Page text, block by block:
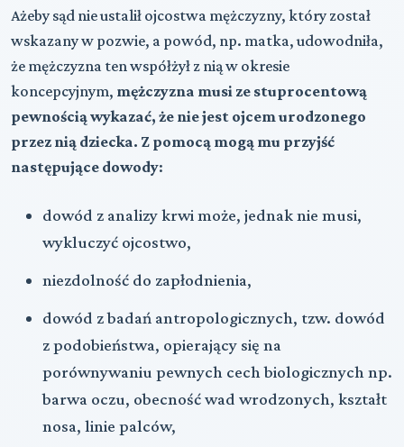
Ażeby sąd nie ustalił ojcostwa mężczyzny, który został
wskazany w pozwie, a powód, np. matka, udowodniła,
że mężczyzna ten współżył z nią w okresie
koncepcyjnym, mężczyzna musi ze stuprocentową
pewnością wykazać, że nie jest ojcem urodzonego
przez nią dziecka. Z pomocą mogą mu przyjść
następujące dowody:
dowód z analizy krwi może, jednak nie musi,
wykluczyć ojcostwo,
niezdolność do zapłodnienia,
dowód z badań antropologicznych, tzw. dowód
z podobieństwa, opierający się na
porównywaniu pewnych cech biologicznych np.
barwa oczu, obecność wad wrodzonych, kształt
nosa, linie palców,